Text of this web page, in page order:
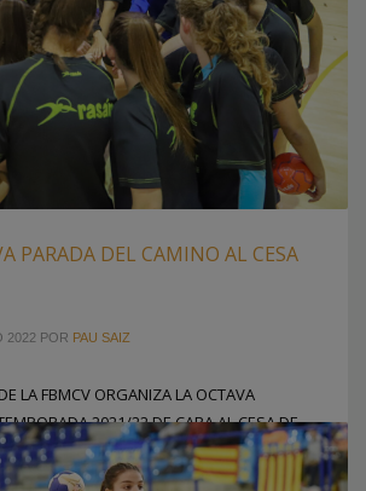
PARADA DEL CAMINO AL CESA
2022 POR PAU SAIZ
LA FBMCV ORGANIZA LA OCTAVA
2021/22 DE CARA AL CESA DE
MENOR Onda será la sede de la octava
de la Federación de Balonmano